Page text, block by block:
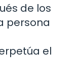
de los
persona
el